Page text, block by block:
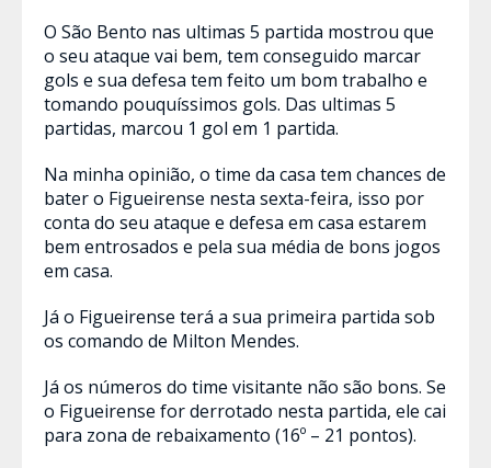
O São Bento nas ultimas 5 partida mostrou que
o seu ataque vai bem, tem conseguido marcar
gols e sua defesa tem feito um bom trabalho e
tomando pouquíssimos gols. Das ultimas 5
partidas, marcou 1 gol em 1 partida.
Na minha opinião, o time da casa tem chances de
bater o Figueirense nesta sexta-feira, isso por
conta do seu ataque e defesa em casa estarem
bem entrosados e pela sua média de bons jogos
em casa.
Já o Figueirense terá a sua primeira partida sob
os comando de Milton Mendes.
Já os números do time visitante não são bons. Se
o Figueirense for derrotado nesta partida, ele cai
para zona de rebaixamento (16º – 21 pontos).